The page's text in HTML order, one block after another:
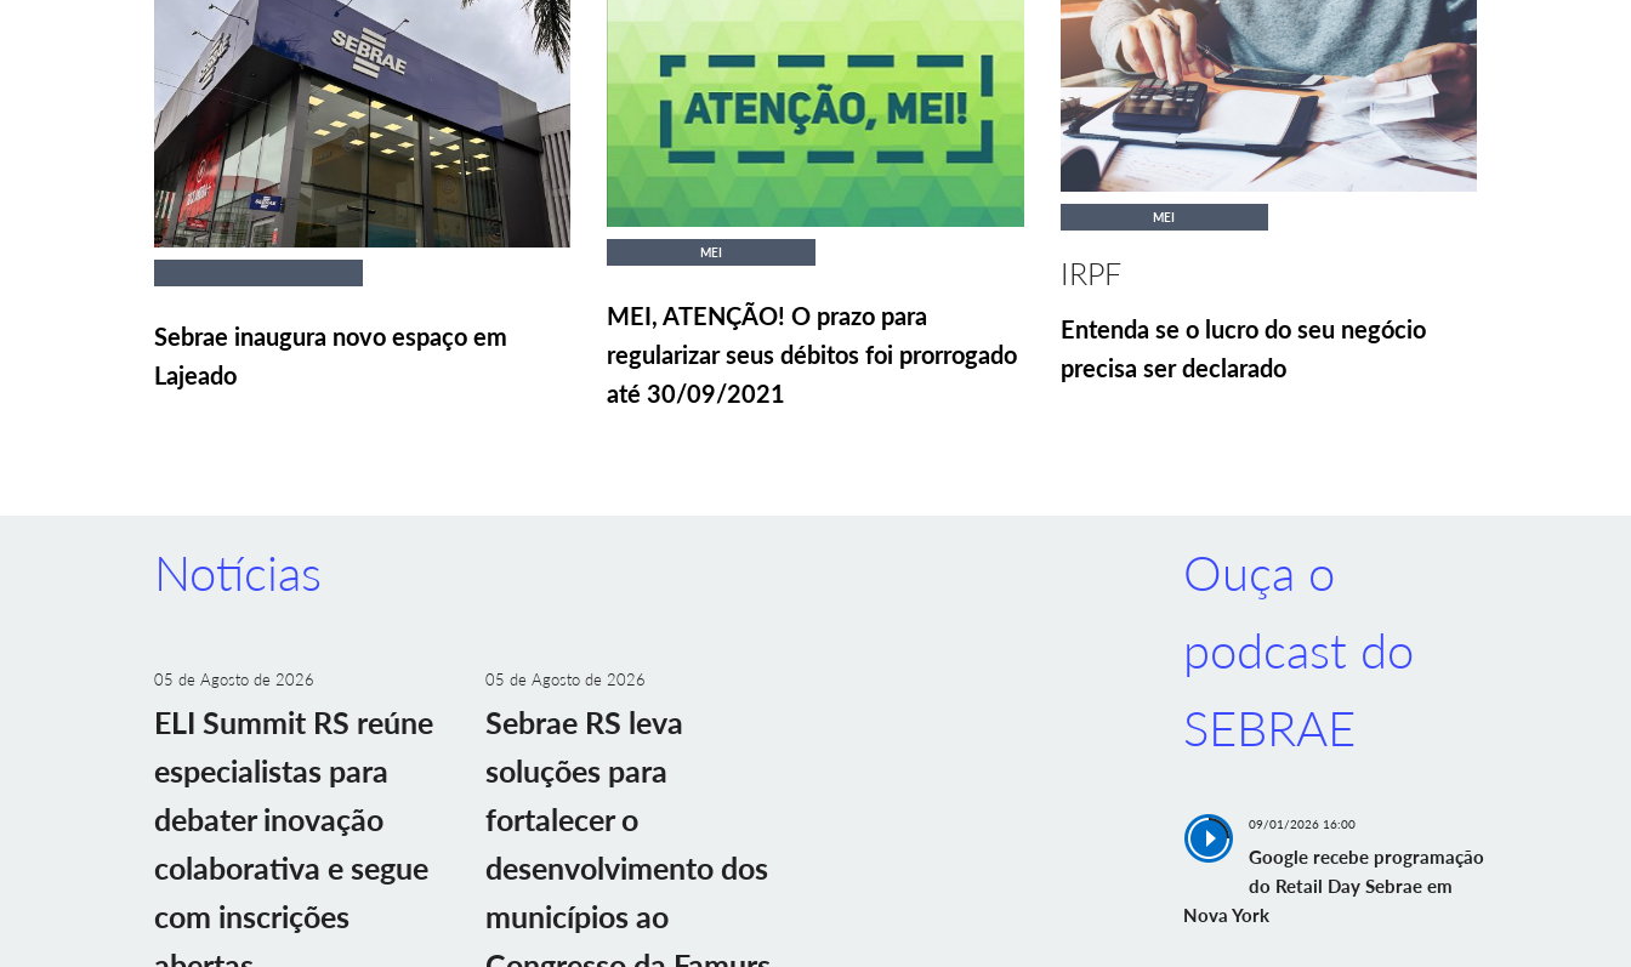
Sebrae inaugura novo espaço em
Lajeado
MEI
MEI, ATENÇÃO! O prazo para
regularizar seus débitos foi prorrogado
até 30/09/2021
MEI
IRPF
Entenda se o lucro do seu negócio
precisa ser declarado
Notícias
05 de Agosto de 2026
ELI Summit RS reúne
especialistas para
debater inovação
colaborativa e segue
com inscrições
05 de Agosto de 2026
Sebrae RS leva
soluções para
fortalecer o
desenvolvimento dos
municípios ao
Ouça o
podcast do
SEBRAE
09/01/2026 16:00
Google recebe programação
do Retail Day Sebrae em
Nova York